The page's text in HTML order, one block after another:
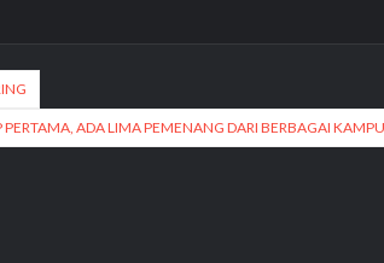
ADA LIMA PEMENANG DARI BERBAGAI